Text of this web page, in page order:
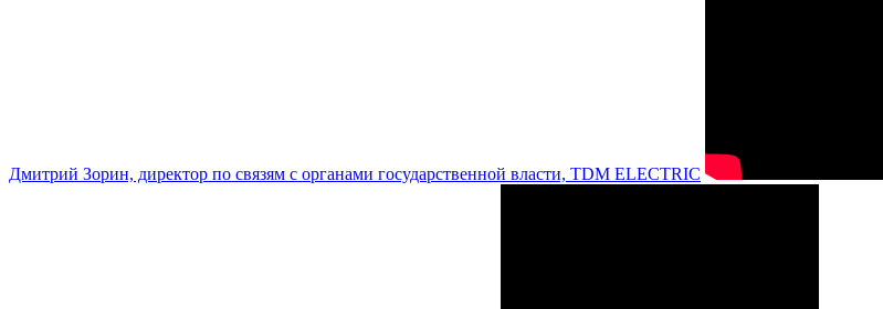
Дмитрий Зорин, директор по связям с органами государственной власти, TDM ELECTRIC